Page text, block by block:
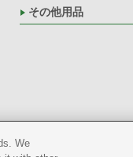
その他用品
We